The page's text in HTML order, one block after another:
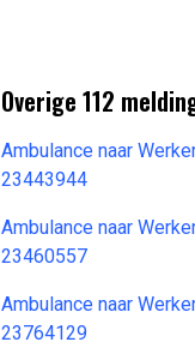
Overige 112
Ambulance naar
23443944
Ambulance naar
23460557
Ambulance naar
23764129